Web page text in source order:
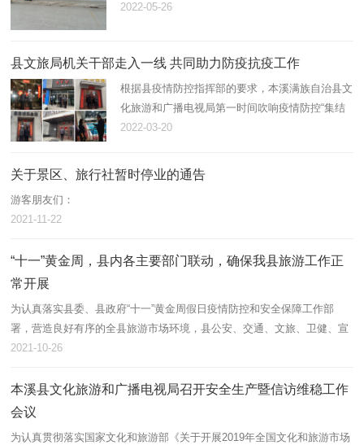
范区创建成果，5月19日，县文旅局组织开展5.19
2022-05-26
县文旅局机关干部走入一线 共同助力防疫抗疫工作
根据县疫情防控指挥部的要求，本溪满族自治县文
化旅游和广播电视局第一时间吹响疫情防控“集结
号”，本溪满族自治县文化旅游和广播电视局以疫
疫工作。
2022-03-20
关于景区、旅行社暂时停业的通告
游客朋友们：
2021-11-22
“十一”黄金周，县内各主要部门联动，确保我县旅游工作正
常开展
为认真落实县委、县政府“十一”黄金周假日疫情防控和安全保障工作部
署，营造良好有序的全县旅游市场环境，县公安、交通、文旅、卫健、宣
传、林业等部门通力合作，鼎力支持，加强疫情防控力度及综合整治旅游
2021-10-26
本溪县文化旅游和广播电视局召开安全生产暨信访维稳工作
会议
为认真贯彻落实国家文化和旅游部《关于开展2019年全国文化和旅游市场